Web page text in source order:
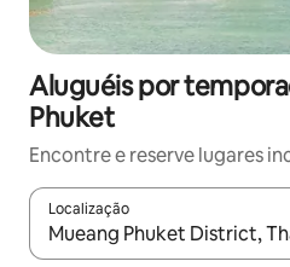
Aluguéis por
Phuket
Encontre e reserve lugares
Localização
Quando os resultados